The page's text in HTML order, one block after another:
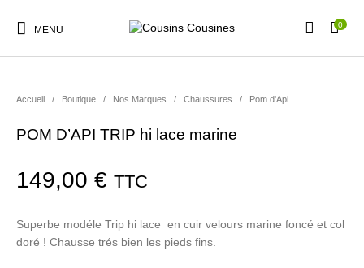
MENU 0
Vêtements Garçons Accessoires Cadeaux Nos Marques
Accueil / Boutique / Nos Marques / Chaussures / Pom d'Api
POM D’API TRIP hi lace marine
149,00€ TTC
Superbe modéle Trip hi lace en cuir velours marine foncé et col
doré ! Chausse trés bien les pieds fins.